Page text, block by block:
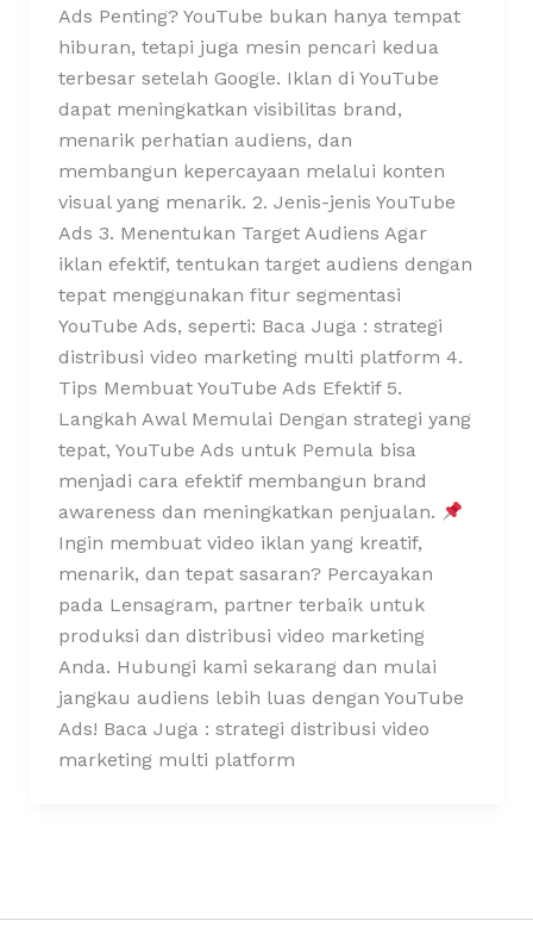
Ads Penting? YouTube bukan hanya tempat
hiburan, tetapi juga mesin pencari kedua
terbesar setelah Google. Iklan di YouTube
dapat meningkatkan visibilitas brand,
menarik perhatian audiens, dan
membangun kepercayaan melalui konten
visual yang menarik. 2. Jenis-jenis YouTube
Ads 3. Menentukan Target Audiens Agar
iklan efektif, tentukan target audiens dengan
tepat menggunakan fitur segmentasi
YouTube Ads, seperti: Baca Juga : strategi
distribusi video marketing multi platform 4.
Tips Membuat YouTube Ads Efektif 5.
Langkah Awal Memulai Dengan strategi yang
tepat, YouTube Ads untuk Pemula bisa
menjadi cara efektif membangun brand
awareness dan meningkatkan penjualan.
Ingin membuat video iklan yang kreatif,
menarik, dan tepat sasaran? Percayakan
pada Lensagram, partner terbaik untuk
produksi dan distribusi video marketing
Anda. Hubungi kami sekarang dan mulai
jangkau audiens lebih luas dengan YouTube
Ads! Baca Juga : strategi distribusi video
marketing multi platform